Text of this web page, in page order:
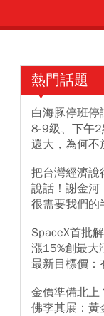
熱門話題
白海豚停班
8-9級、下午
還大，為何不
把台灣經濟說
說話！謝金河
很需要我們的
SpaceX首批
漲15%創最大
最新目標價：
金價準備北上
佛李其展：